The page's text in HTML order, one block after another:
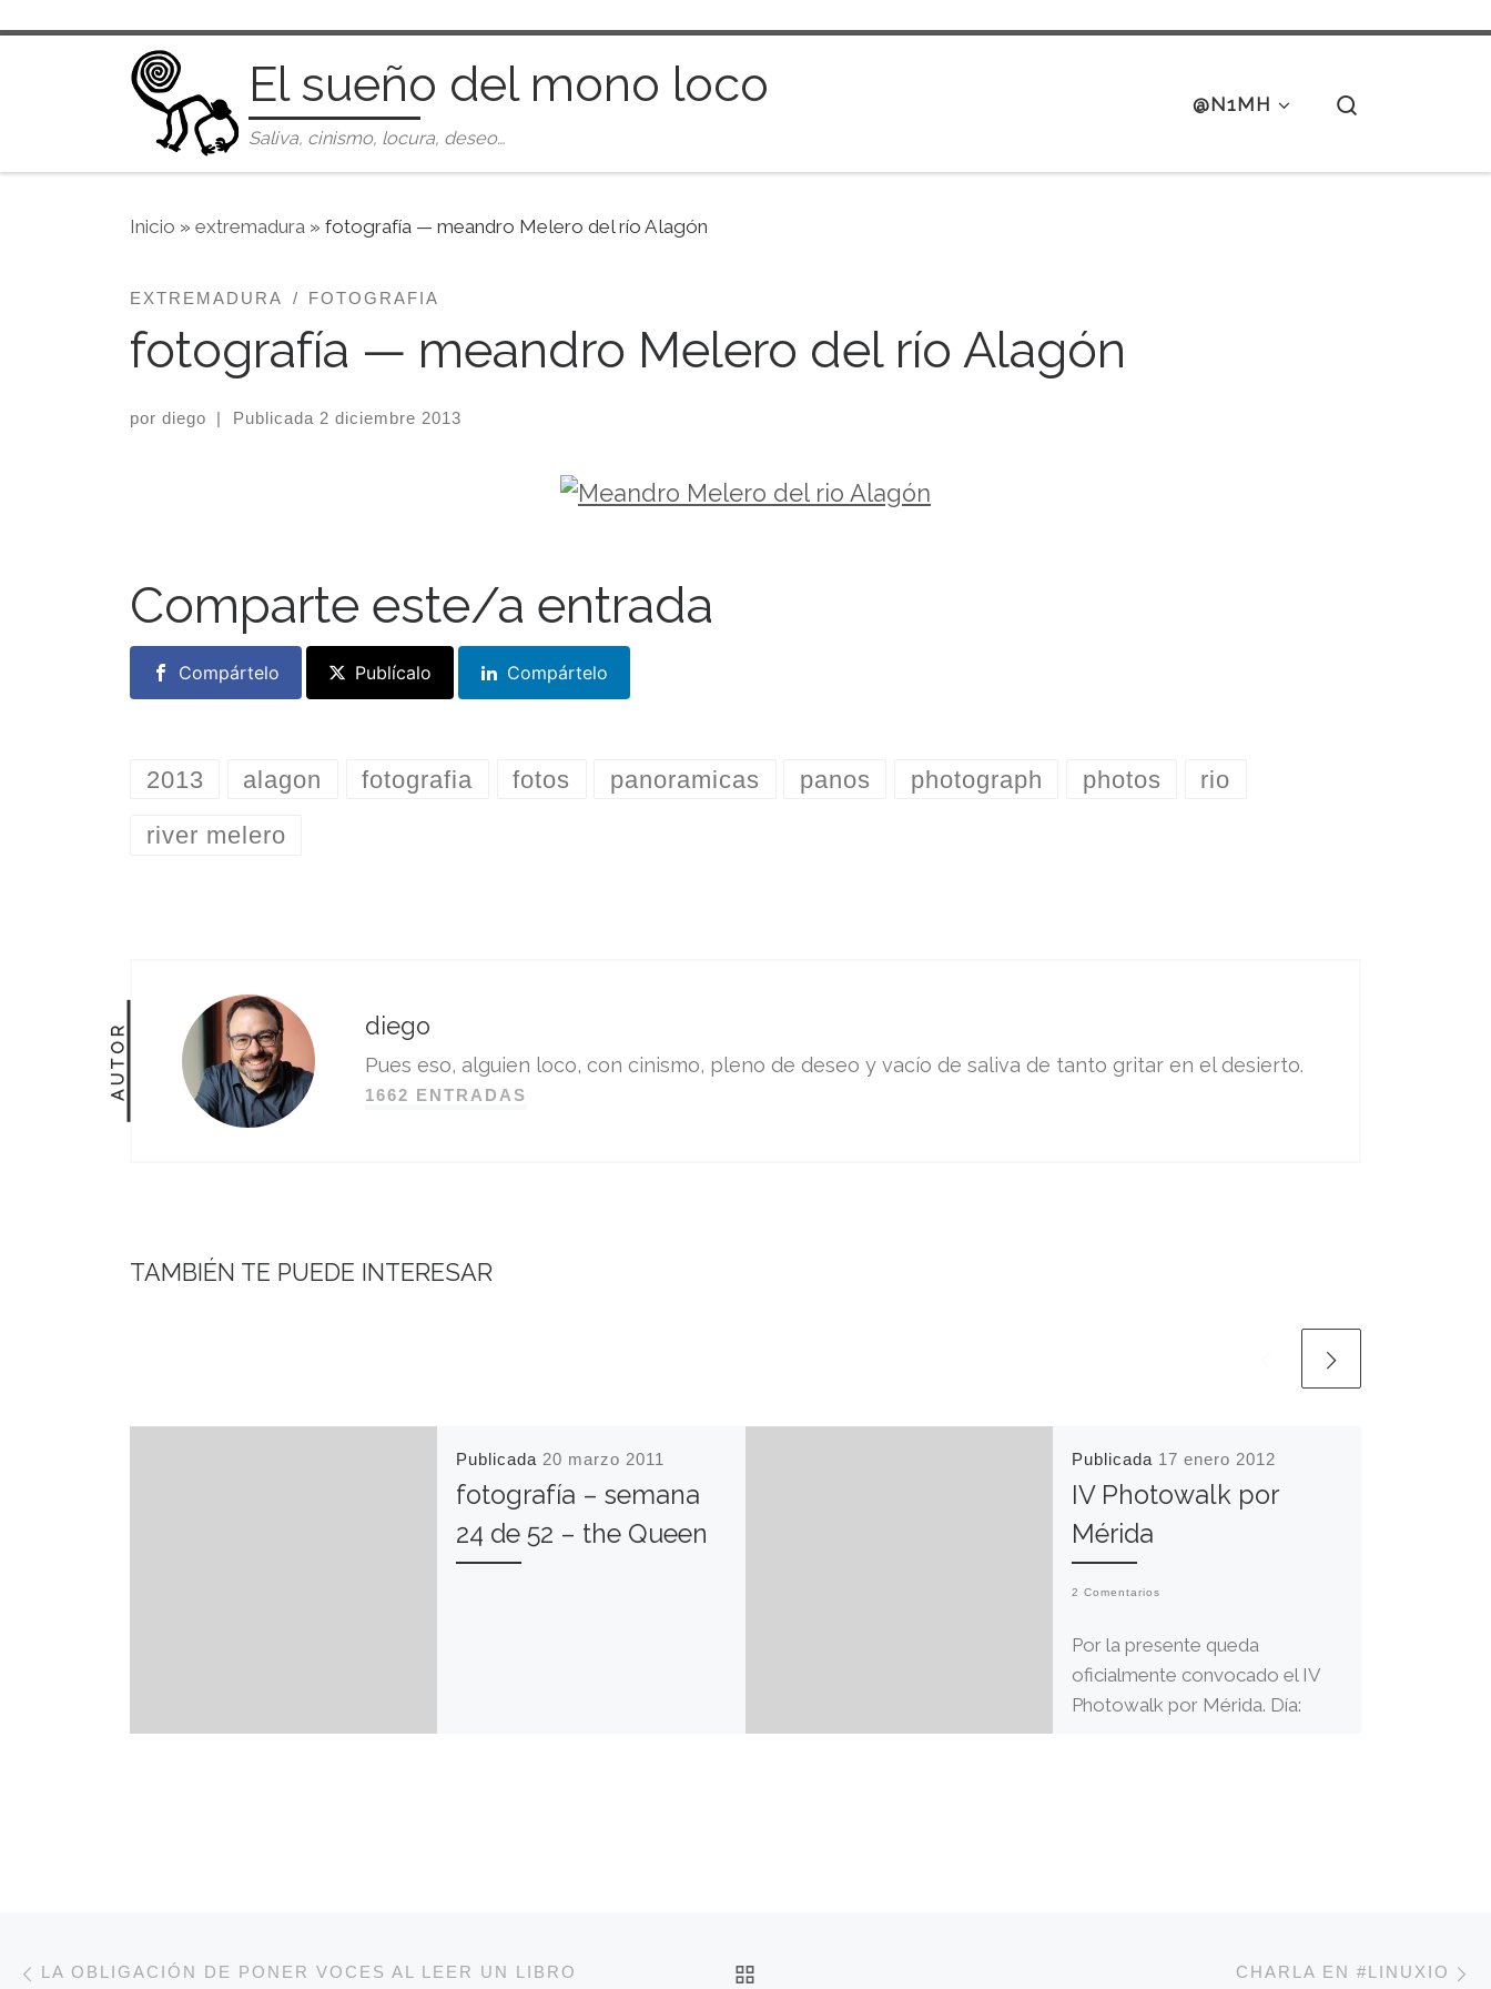
Saltar al contenido
El sueño del mono loco
Saliva, cinismo, locura, deseo…
@N1MH
Inicio » extremadura » fotografía — meandro Melero del río Alagón
EXTREMADURA FOTOGRAFIA
fotografía — meandro Melero del río Alagón
por diego | Publicada 2 diciembre 2013
Comparte este/a entrada
Compártelo Publícalo Compártelo
2013 alagon fotografia fotos panoramicas panos photograph photos rio
river melero
AUTOR diego
Pues eso, alguien loco, con cinismo, pleno de deseo y vacío de saliva de tanto gritar en el desierto.
1662 ENTRADAS
TAMBIÉN TE PUEDE INTERESAR
Publicada 20 marzo 2011
fotografía – semana
24 de 52 – the Queen
Publicada 17 enero 2012
IV Photowalk por
Mérida
2 Comentarios
Por la presente queda
oficialmente convocado el IV
Photowalk por Mérida. Día:
Navegación de entradas
LA OBLIGACIÓN DE PONER VOCES AL LEER UN LIBRO CHARLA EN #LINUXIO